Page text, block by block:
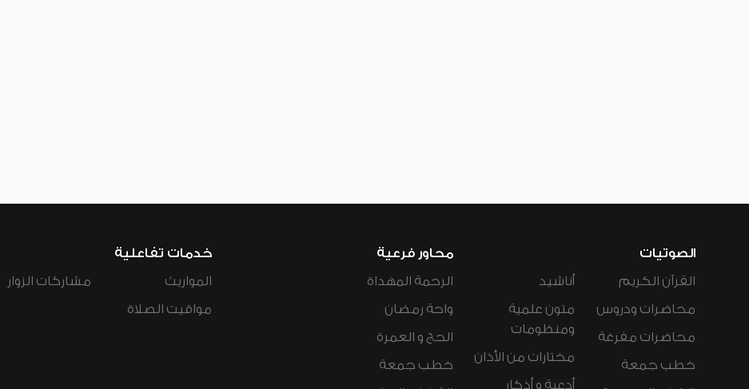
الصوتيات
القرآن الكريم
محاضرات ودروس
محاضرات مفرغة
خطب جمعة
أناشيد
متون علمية
ومنظومات
مختارات من الأذان
أدعية و أذكار
محاور فرعية
الرحمة المهداة
واحة رمضان
الحج و العمرة
خطب جمعة
خدمات تفاعلية
المواريث
مواقيت الصلاة
مشاركات الزوار